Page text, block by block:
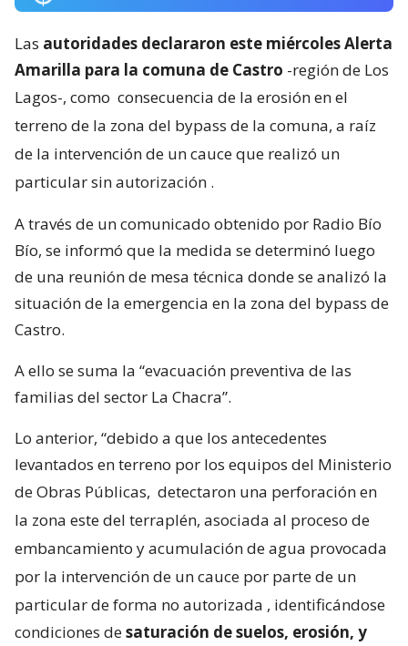
Las autoridades declararon este miércoles Alerta
Amarilla para la comuna de Castro -región de Los
Lagos-, como consecuencia de la erosión en el
terreno de la zona del bypass de la comuna, a raíz
de la intervención de un cauce que realizó un
particular sin autorización .
A través de un comunicado obtenido por Radio Bío
Bío, se informó que la medida se determinó luego
de una reunión de mesa técnica donde se analizó la
situación de la emergencia en la zona del bypass de
Castro.
A ello se suma la “evacuación preventiva de las
familias del sector La Chacra”.
Lo anterior, “debido a que los antecedentes
levantados en terreno por los equipos del Ministerio
de Obras Públicas, detectaron una perforación en
la zona este del terraplén, asociada al proceso de
embancamiento y acumulación de agua provocada
por la intervención de un cauce por parte de un
particular de forma no autorizada , identificándose
condiciones desaturación de suelos, erosión, y